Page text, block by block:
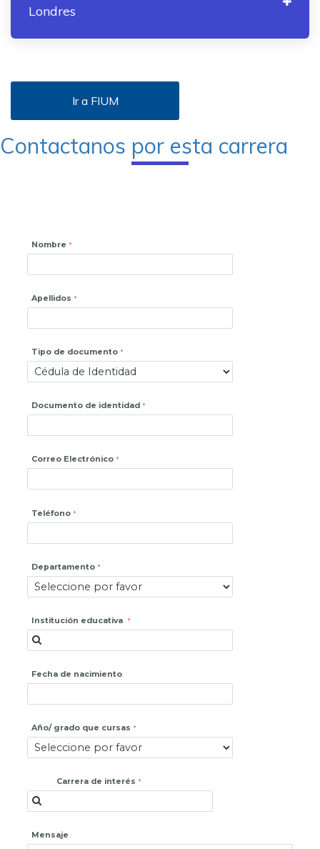
Londres
Ir a FIUM
Contactanos por esta carrera
Nombre
Apellidos
Tipo de documento
Documento de identidad
Correo Electrónico
Teléfono
Departamento
Institución educativa
Fecha de nacimiento
Año/ grado que cursas
Carrera de interés
Mensaje